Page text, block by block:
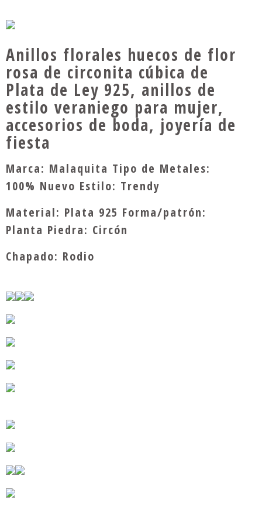
Anillos florales huecos de flor
rosa de circonita cúbica de
Plata de Ley 925, anillos de
estilo veraniego para mujer,
accesorios de boda, joyería de
fiesta
Marca: Malaquita Tipo de Metales:
100% Nuevo Estilo: Trendy
Material: Plata 925 Forma/patrón:
Planta Piedra: Circón
Chapado: Rodio